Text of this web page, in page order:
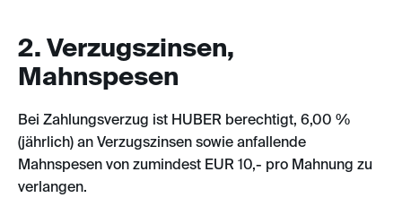
2. Verzugszinsen,
Mahnspesen
Bei Zahlungsverzug ist HUBER berechtigt, 6,00 %
(jährlich) an Verzugszinsen sowie anfallende
Mahnspesen von zumindest EUR 10,- pro Mahnung zu
verlangen.